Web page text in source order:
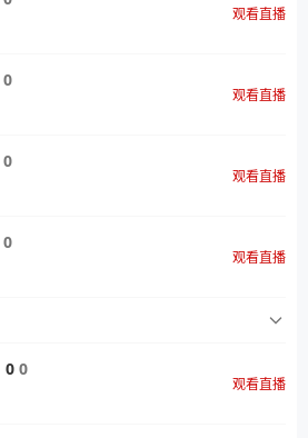
观看直播
0
观看直播
0
观看直播
0
观看直播
0 0
观看直播